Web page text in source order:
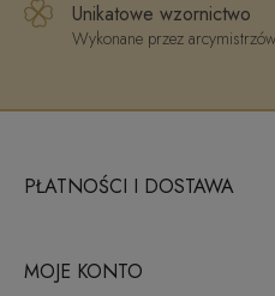
Unikatowe wzornictwo
Wykonane przez
PŁATNOŚCI I DOSTAWA
MOJE KONTO